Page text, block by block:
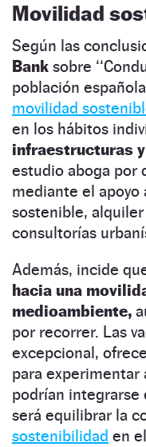
Movilidad
Según las
Bank sobre
población
movilidad
en los hábitos
infraestructuras
estudio aboga por
mediante el apoyo
sostenible,
consultorías
Además, incide
hacia una
medioambiente,
por recorrer. Las
excepcional,
para experimentar
podrían integrarse
será equilibrar la
sostenibilidad en